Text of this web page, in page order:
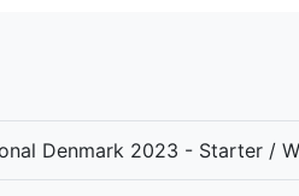
Denmark 2023 - Starter /